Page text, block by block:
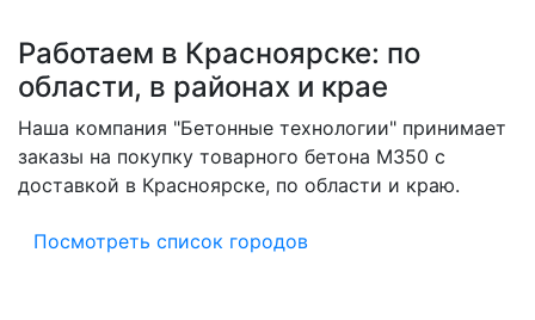
Работаем в Красноярске: по
области, в районах и крае
Наша компания "Бетонные технологии" принимает
заказы на покупку товарного бетона M350 с
доставкой в Красноярске, по области и краю.
Посмотреть список городов